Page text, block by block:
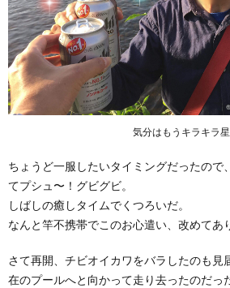
気分はもうキラキラ星
ちょうど一服したいタイミングだったので
てプシュ〜！グビグビ。
しばしの癒しタイムでくつろいだ。
なんと竿不携帯でこのお心遣い、改めてあ
さて再開、チビオイカワをバラしたのも見
在のプールへと向かって走り去ったのだっ